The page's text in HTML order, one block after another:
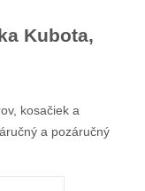
Kubota,
kosačiek a
a pozáručný